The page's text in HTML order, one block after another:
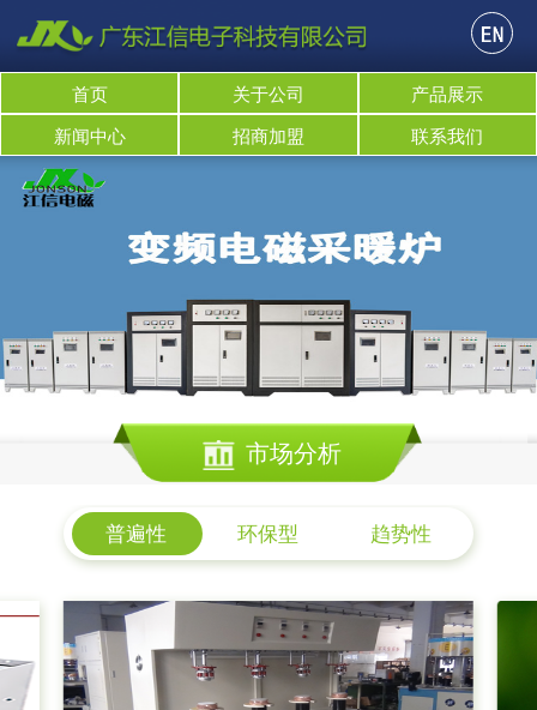
首页 关于公司 产品展示
新闻中心 招商加盟 联系我们
市场分析
普遍性 环保型 趋势性